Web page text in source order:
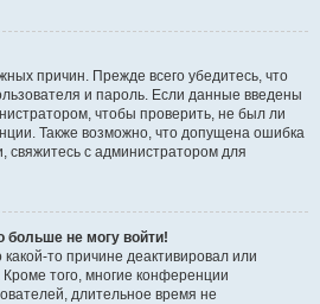
причин. Прежде всего убедитесь, что
и пароль. Если данные введены
чтобы проверить, не был ли
Также возможно, что допущена ошибка
свяжитесь с администратором для
больше не могу войти!
то причине деактивировал или
того, многие конференции
длительное время не